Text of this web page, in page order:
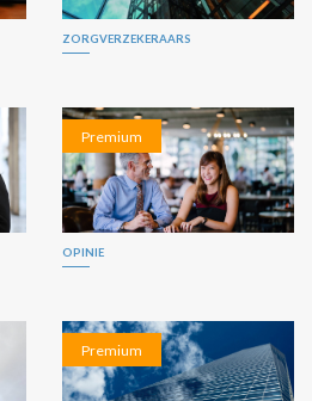
ZORGVERZEKERAARS
Premium
OPINIE
Premium